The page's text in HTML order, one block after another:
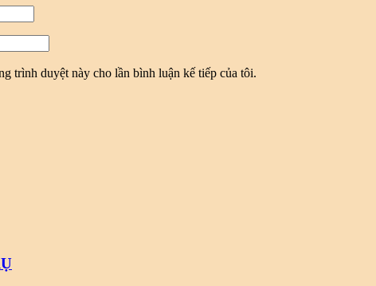
trình duyệt này cho lần bình luận kế tiếp của tôi.